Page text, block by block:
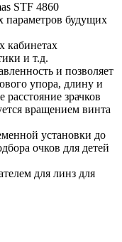
STF 4860
параметров будущих
кабинетах
и т.д.
и позволяет
упора, длину и
зрачков
вращением винта
установки до
очков для детей
для линз для